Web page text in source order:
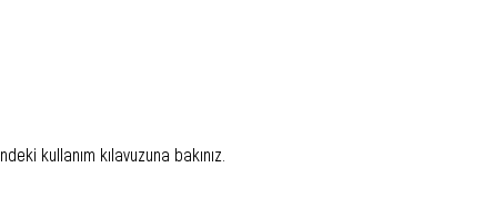
kullanım kılavuzuna bakınız.